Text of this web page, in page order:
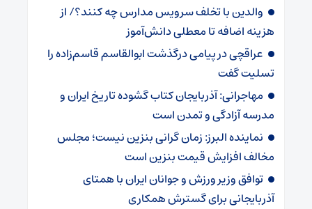
والدین با تخلف سرویس مدارس چه کنند؟/ از
هزینه اضافه تا معطلی دانش‌آموز
عراقچی در پیامی درگذشت ابوالقاسم قاسم‌زاده را
تسلیت گفت
مهاجرانی: آذربایجان کتاب گشوده تاریخ ایران و
مدرسه آزادگی و تمدن است
نماینده البرز: زمان گرانی بنزین نیست؛ مجلس
مخالف افزایش قیمت بنزین است
توافق وزیر ورزش و جوانان ایران با همتای
آذربایجانی برای گسترش همکاری